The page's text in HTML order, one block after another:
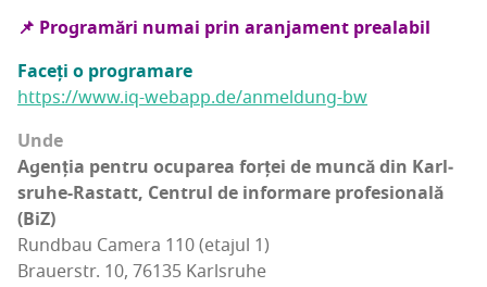
📌 Pro­gra­mări numai prin aran­ja­ment prealabil
Faceți o programare
https://www.iq-webapp.de/anmeldung-bw
Unde
Agen­ția pen­tru ocu­pa­rea for­ței de mun­că din Karl­
sru­he-Ras­tatt, Cen­trul de infor­ma­re pro­fe­sio­na­lă
(BiZ)
Run­d­bau Came­ra 110 (eta­jul 1)
Brau­er­str. 10, 76135 Karlsruhe